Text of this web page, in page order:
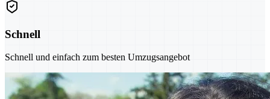
Schnell
Schnell und einfach zum besten Umzugsangebot